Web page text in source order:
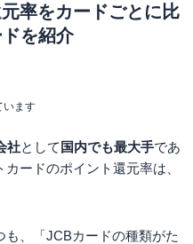
率をカードごとに比
を紹介
います
社として 国内でも最大手であ
ードのポイント還元率は、
、「JCBカードの種類がた